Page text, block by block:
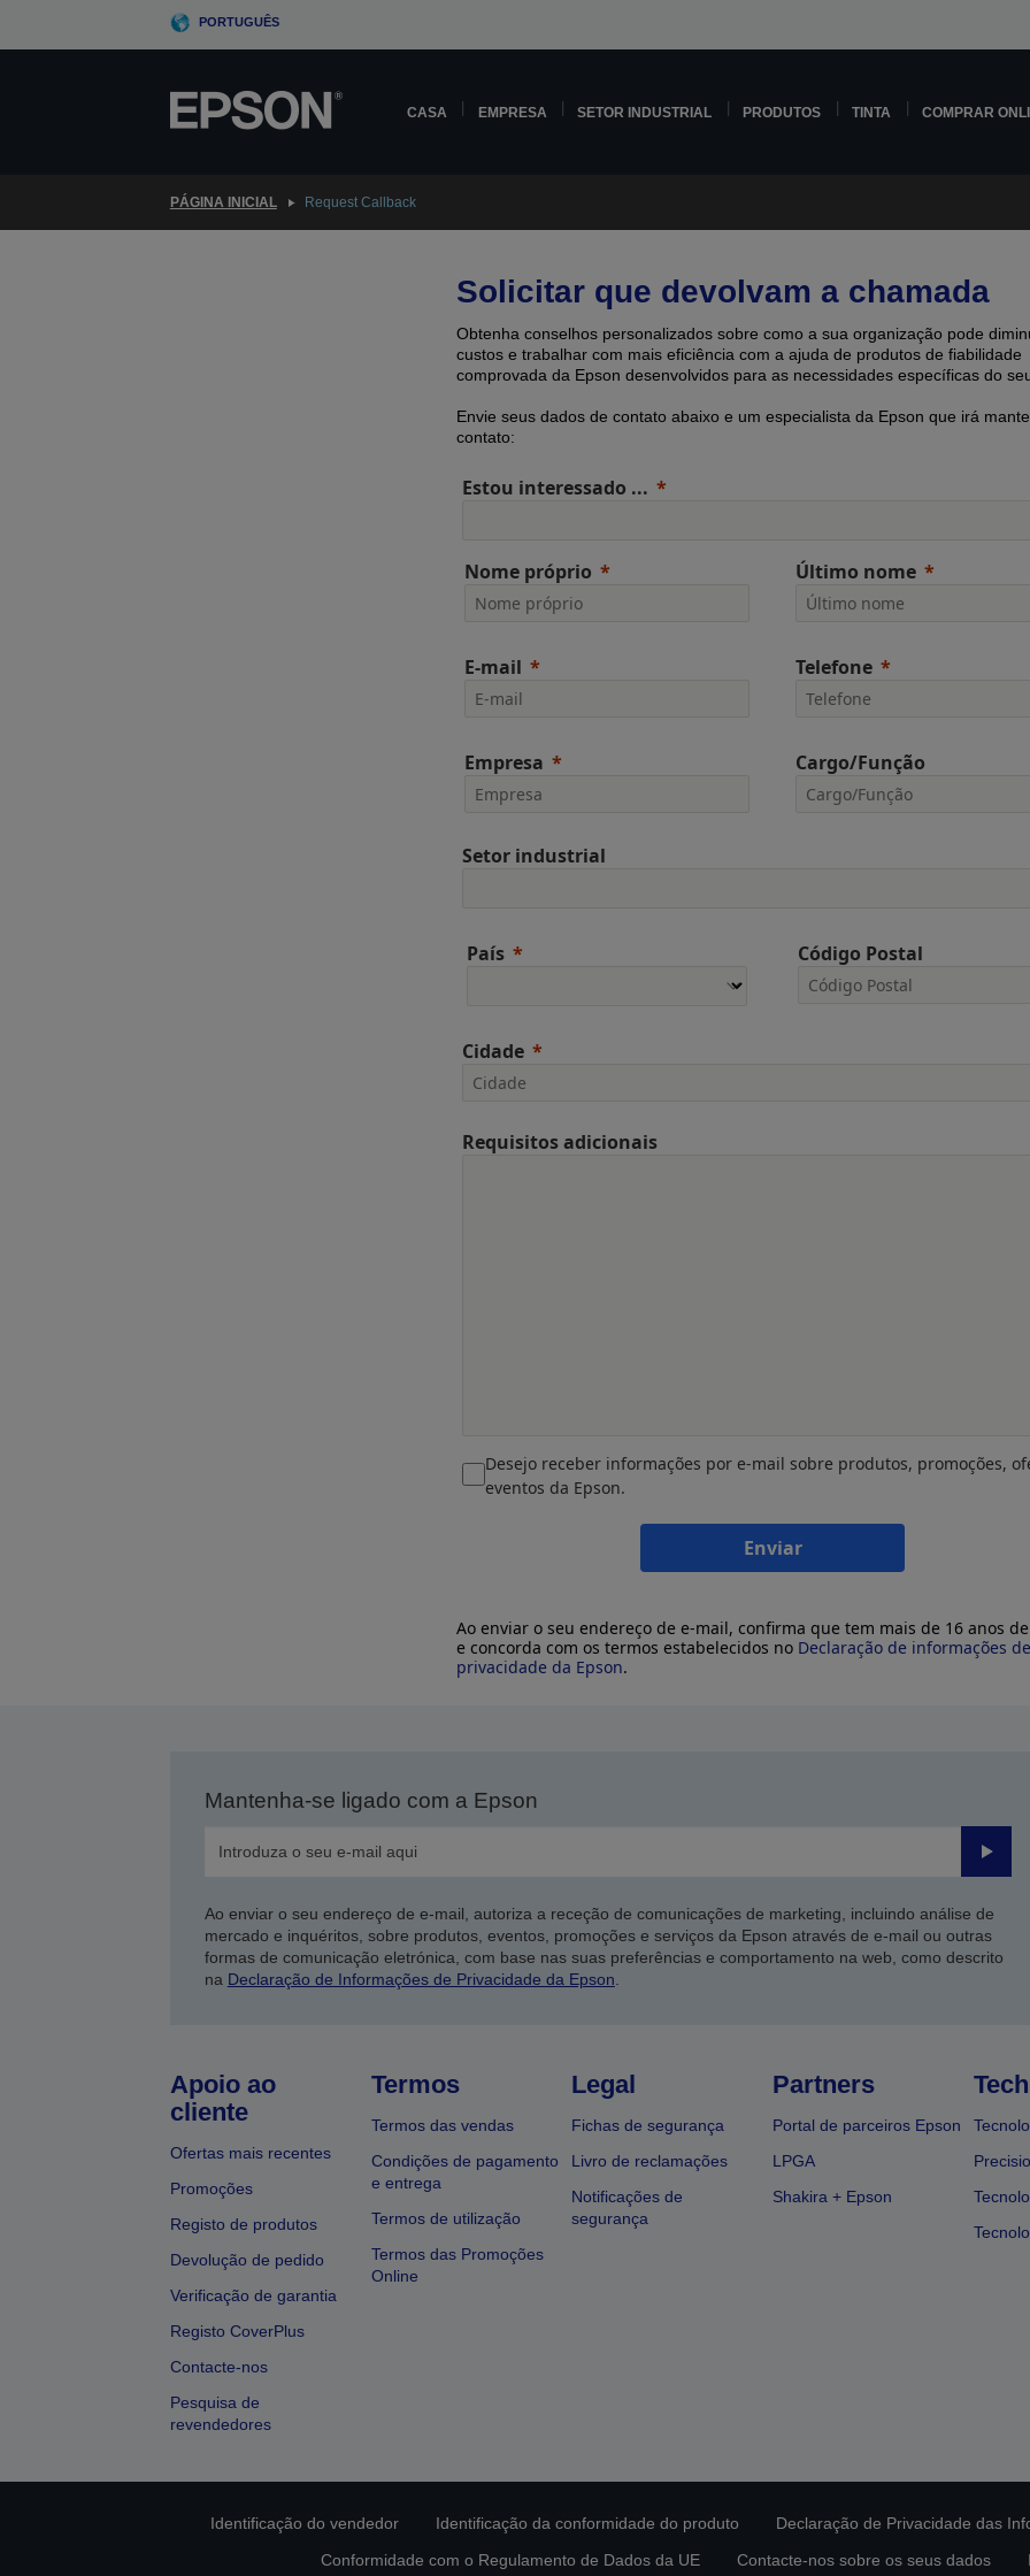
PORTUGUÊS
CASA EMPRESA SETOR INDUSTRIAL PRODUTOS TINTA COMPRAR
PÁGINA INICIAL Request Callback
Solicitar que devolvam a chamada
Obtenha conselhos personalizados sobre como a sua organização pode
custos e trabalhar com mais eficiência com a ajuda de produtos de fiabilidade
comprovada ​​da Epson desenvolvidos para as necessidades específicas do
Envie seus dados de contato abaixo e um especialista da Epson que irá
contato:
Estou interessado ...
Nome próprio Último nome
E-mail Telefone
Empresa Cargo/Função
Setor industrial
País Código Postal
Cidade
Requisitos adicionais
Desejo receber informações por e-mail sobre produtos, promoções,
eventos da Epson.
Enviar
Ao enviar o seu endereço de e-mail, confirma que tem mais de 16 anos
e concorda com os termos estabelecidos no Declaração de informações de
privacidade da Epson.
Mantenha-se ligado com a Epson
Enviar
Ao enviar o seu endereço de e-mail, autoriza a receção de comunicações de marketing, incluindo análise de
mercado e inquéritos, sobre produtos, eventos, promoções e serviços da Epson através de e-mail ou outras
formas de comunicação eletrónica, com base nas suas preferências e comportamento na web, como descrito
na Declaração de Informações de Privacidade da Epson
Apoio ao
cliente
Ofertas mais recentes
Promoções
Registo de produtos
Devolução de pedido
Verificação de garantia
Registo CoverPlus
Contacte-nos
Pesquisa de
revendedores
Termos
Termos das vendas
Condições de pagamento
e entrega
Termos de utilização
Termos das Promoções
Online
Legal
Fichas de segurança
Livro de reclamações
Notificações de
segurança
Partners
Portal de parceiros Epson
LPGA
Shakira + Epson
Identificação do vendedor Identificação da conformidade do produto Declaração de Privacidade das
Conformidade com o Regulamento de Dados da UE
Contacte-nos sobre os seus dados